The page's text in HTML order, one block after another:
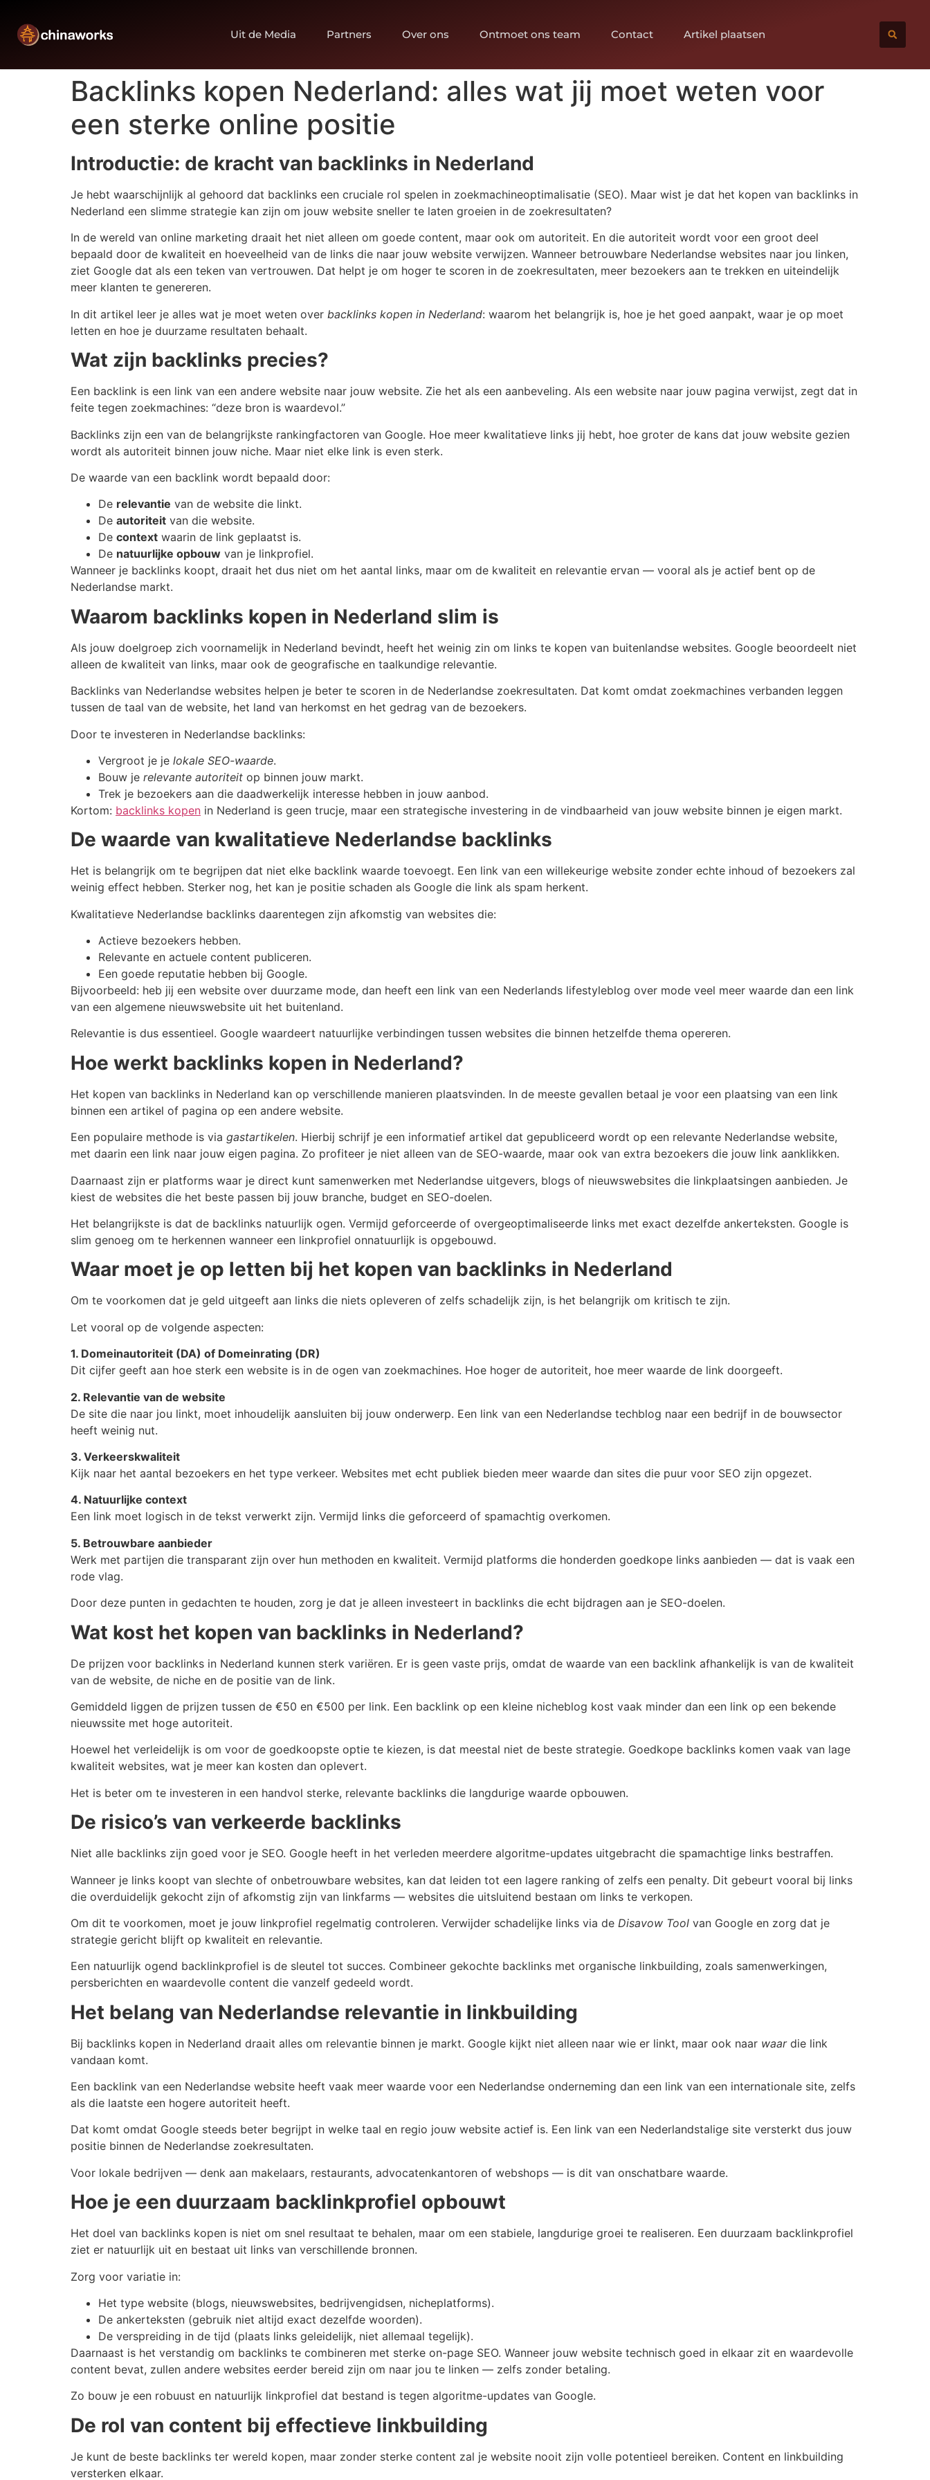
Uit de Media Partners Over ons Ontmoet ons team Contact Artikel plaatsen
Backlinks kopen Nederland: alles wat jij moet weten voor
een sterke online positie
Introductie: de kracht van backlinks in Nederland
Je hebt waarschijnlijk al gehoord dat backlinks een cruciale rol spelen in zoekmachineoptimalisatie (SEO). Maar wist je dat het kopen van backlinks in
Nederland een slimme strategie kan zijn om jouw website sneller te laten groeien in de zoekresultaten?
In de wereld van online marketing draait het niet alleen om goede content, maar ook om autoriteit. En die autoriteit wordt voor een groot deel
bepaald door de kwaliteit en hoeveelheid van de links die naar jouw website verwijzen. Wanneer betrouwbare Nederlandse websites naar jou linken,
ziet Google dat als een teken van vertrouwen. Dat helpt je om hoger te scoren in de zoekresultaten, meer bezoekers aan te trekken en uiteindelijk
meer klanten te genereren.
In dit artikel leer je alles wat je moet weten over backlinks kopen in Nederland: waarom het belangrijk is, hoe je het goed aanpakt, waar je op moet
letten en hoe je duurzame resultaten behaalt.
Wat zijn backlinks precies?
Een backlink is een link van een andere website naar jouw website. Zie het als een aanbeveling. Als een website naar jouw pagina verwijst, zegt dat in
feite tegen zoekmachines: “deze bron is waardevol.”
Backlinks zijn een van de belangrijkste rankingfactoren van Google. Hoe meer kwalitatieve links jij hebt, hoe groter de kans dat jouw website gezien
wordt als autoriteit binnen jouw niche. Maar niet elke link is even sterk.
De waarde van een backlink wordt bepaald door:
De relevantie van de website die linkt.
De autoriteit van die website.
De context waarin de link geplaatst is.
De natuurlijke opbouw van je linkprofiel.
Wanneer je backlinks koopt, draait het dus niet om het aantal links, maar om de kwaliteit en relevantie ervan — vooral als je actief bent op de
Nederlandse markt.
Waarom backlinks kopen in Nederland slim is
Als jouw doelgroep zich voornamelijk in Nederland bevindt, heeft het weinig zin om links te kopen van buitenlandse websites. Google beoordeelt niet
alleen de kwaliteit van links, maar ook de geografische en taalkundige relevantie.
Backlinks van Nederlandse websites helpen je beter te scoren in de Nederlandse zoekresultaten. Dat komt omdat zoekmachines verbanden leggen
tussen de taal van de website, het land van herkomst en het gedrag van de bezoekers.
Door te investeren in Nederlandse backlinks:
Vergroot je je lokale SEO-waarde.
Bouw je relevante autoriteit op binnen jouw markt.
Trek je bezoekers aan die daadwerkelijk interesse hebben in jouw aanbod.
Kortom: backlinks kopen in Nederland is geen trucje, maar een strategische investering in de vindbaarheid van jouw website binnen je eigen markt.
De waarde van kwalitatieve Nederlandse backlinks
Het is belangrijk om te begrijpen dat niet elke backlink waarde toevoegt. Een link van een willekeurige website zonder echte inhoud of bezoekers zal
weinig effect hebben. Sterker nog, het kan je positie schaden als Google die link als spam herkent.
Kwalitatieve Nederlandse backlinks daarentegen zijn afkomstig van websites die:
Actieve bezoekers hebben.
Relevante en actuele content publiceren.
Een goede reputatie hebben bij Google.
Bijvoorbeeld: heb jij een website over duurzame mode, dan heeft een link van een Nederlands lifestyleblog over mode veel meer waarde dan een link
van een algemene nieuwswebsite uit het buitenland.
Relevantie is dus essentieel. Google waardeert natuurlijke verbindingen tussen websites die binnen hetzelfde thema opereren.
Hoe werkt backlinks kopen in Nederland?
Het kopen van backlinks in Nederland kan op verschillende manieren plaatsvinden. In de meeste gevallen betaal je voor een plaatsing van een link
binnen een artikel of pagina op een andere website.
Een populaire methode is via gastartikelen. Hierbij schrijf je een informatief artikel dat gepubliceerd wordt op een relevante Nederlandse website,
met daarin een link naar jouw eigen pagina. Zo profiteer je niet alleen van de SEO-waarde, maar ook van extra bezoekers die jouw link aanklikken.
Daarnaast zijn er platforms waar je direct kunt samenwerken met Nederlandse uitgevers, blogs of nieuwswebsites die linkplaatsingen aanbieden. Je
kiest de websites die het beste passen bij jouw branche, budget en SEO-doelen.
Het belangrijkste is dat de backlinks natuurlijk ogen. Vermijd geforceerde of overgeoptimaliseerde links met exact dezelfde ankerteksten. Google is
slim genoeg om te herkennen wanneer een linkprofiel onnatuurlijk is opgebouwd.
Waar moet je op letten bij het kopen van backlinks in Nederland
Om te voorkomen dat je geld uitgeeft aan links die niets opleveren of zelfs schadelijk zijn, is het belangrijk om kritisch te zijn.
Let vooral op de volgende aspecten:
1. Domeinautoriteit (DA) of Domeinrating (DR)
Dit cijfer geeft aan hoe sterk een website is in de ogen van zoekmachines. Hoe hoger de autoriteit, hoe meer waarde de link doorgeeft.
2. Relevantie van de website
De site die naar jou linkt, moet inhoudelijk aansluiten bij jouw onderwerp. Een link van een Nederlandse techblog naar een bedrijf in de bouwsector
heeft weinig nut.
3. Verkeerskwaliteit
Kijk naar het aantal bezoekers en het type verkeer. Websites met echt publiek bieden meer waarde dan sites die puur voor SEO zijn opgezet.
4. Natuurlijke context
Een link moet logisch in de tekst verwerkt zijn. Vermijd links die geforceerd of spamachtig overkomen.
5. Betrouwbare aanbieder
Werk met partijen die transparant zijn over hun methoden en kwaliteit. Vermijd platforms die honderden goedkope links aanbieden — dat is vaak een
rode vlag.
Door deze punten in gedachten te houden, zorg je dat je alleen investeert in backlinks die echt bijdragen aan je SEO-doelen.
Wat kost het kopen van backlinks in Nederland?
De prijzen voor backlinks in Nederland kunnen sterk variëren. Er is geen vaste prijs, omdat de waarde van een backlink afhankelijk is van de kwaliteit
van de website, de niche en de positie van de link.
Gemiddeld liggen de prijzen tussen de €50 en €500 per link. Een backlink op een kleine nicheblog kost vaak minder dan een link op een bekende
nieuwssite met hoge autoriteit.
Hoewel het verleidelijk is om voor de goedkoopste optie te kiezen, is dat meestal niet de beste strategie. Goedkope backlinks komen vaak van lage
kwaliteit websites, wat je meer kan kosten dan oplevert.
Het is beter om te investeren in een handvol sterke, relevante backlinks die langdurige waarde opbouwen.
De risico’s van verkeerde backlinks
Niet alle backlinks zijn goed voor je SEO. Google heeft in het verleden meerdere algoritme-updates uitgebracht die spamachtige links bestraffen.
Wanneer je links koopt van slechte of onbetrouwbare websites, kan dat leiden tot een lagere ranking of zelfs een penalty. Dit gebeurt vooral bij links
die overduidelijk gekocht zijn of afkomstig zijn van linkfarms — websites die uitsluitend bestaan om links te verkopen.
Om dit te voorkomen, moet je jouw linkprofiel regelmatig controleren. Verwijder schadelijke links via de Disavow Tool van Google en zorg dat je
strategie gericht blijft op kwaliteit en relevantie.
Een natuurlijk ogend backlinkprofiel is de sleutel tot succes. Combineer gekochte backlinks met organische linkbuilding, zoals samenwerkingen,
persberichten en waardevolle content die vanzelf gedeeld wordt.
Het belang van Nederlandse relevantie in linkbuilding
Bij backlinks kopen in Nederland draait alles om relevantie binnen je markt. Google kijkt niet alleen naar wie er linkt, maar ook naar waardie link
vandaan komt.
Een backlink van een Nederlandse website heeft vaak meer waarde voor een Nederlandse onderneming dan een link van een internationale site, zelfs
als die laatste een hogere autoriteit heeft.
Dat komt omdat Google steeds beter begrijpt in welke taal en regio jouw website actief is. Een link van een Nederlandstalige site versterkt dus jouw
positie binnen de Nederlandse zoekresultaten.
Voor lokale bedrijven — denk aan makelaars, restaurants, advocatenkantoren of webshops — is dit van onschatbare waarde.
Hoe je een duurzaam backlinkprofiel opbouwt
Het doel van backlinks kopen is niet om snel resultaat te behalen, maar om een stabiele, langdurige groei te realiseren. Een duurzaam backlinkprofiel
ziet er natuurlijk uit en bestaat uit links van verschillende bronnen.
Zorg voor variatie in:
Het type website (blogs, nieuwswebsites, bedrijvengidsen, nicheplatforms).
De ankerteksten (gebruik niet altijd exact dezelfde woorden).
De verspreiding in de tijd (plaats links geleidelijk, niet allemaal tegelijk).
Daarnaast is het verstandig om backlinks te combineren met sterke on-page SEO. Wanneer jouw website technisch goed in elkaar zit en waardevolle
content bevat, zullen andere websites eerder bereid zijn om naar jou te linken — zelfs zonder betaling.
Zo bouw je een robuust en natuurlijk linkprofiel dat bestand is tegen algoritme-updates van Google.
De rol van content bij effectieve linkbuilding
Je kunt de beste backlinks ter wereld kopen, maar zonder sterke content zal je website nooit zijn volle potentieel bereiken. Content en linkbuilding
versterken elkaar.